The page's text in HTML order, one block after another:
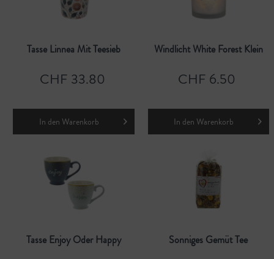
Tasse Linnea Mit Teesieb
CHF 33.80
In den Warenkorb
Windlicht White Forest Klein
CHF 6.50
In den Warenkorb
Tasse Enjoy Oder Happy Sonniges Gemüt Tee